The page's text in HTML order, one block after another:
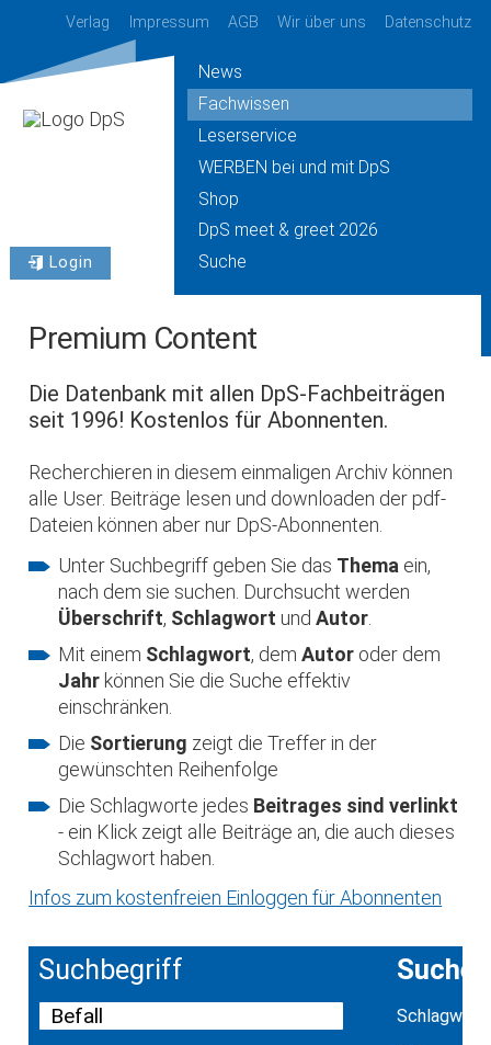
Verlag Impressum AGB Wir über uns Datenschutz
Login
News
Fachwissen
Leserservice
WERBEN bei und mit DpS
Shop
DpS meet & greet 2026
Suche
Premium Content
Die Datenbank mit allen DpS-Fachbeiträgen
seit 1996! Kostenlos für Abonnenten.
Recherchieren in diesem einmaligen Archiv können
alle User. Beiträge lesen und downloaden der pdf-
Dateien können aber nur DpS-Abonnenten.
Unter Suchbegriff geben Sie das Thema ein,
nach dem sie suchen. Durchsucht werden
Überschrift, Schlagwort undAutor
Mit einem Schlagwort, demAutor oder dem
Jahr können Sie die Suche effektiv
einschränken.
Die Sortierung zeigt die Treffer in der
gewünschten Reihenfolge
Die Schlagworte jedes Beitrages sind verlinkt
- ein Klick zeigt alle Beiträge an, die auch dieses
Schlagwort haben.
Infos zum kostenfreien Einloggen für Abonnenten
Suchbegriff Suche
Schlagwort: